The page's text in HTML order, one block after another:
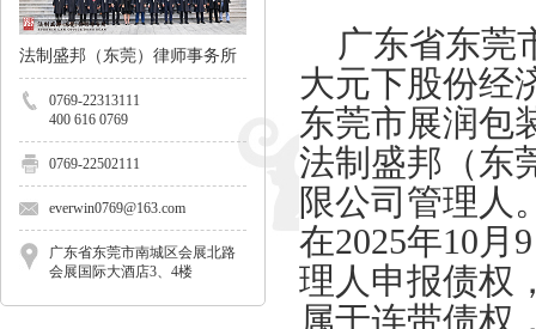
法制盛邦（东莞）律师事务所
0769-22313111
400 616 0769
0769-22502111
everwin0769@163.com
广东省东莞市南城区会展北路
会展国际大酒店3、4楼
广东省东莞
大元下股份经
东莞市展润包
法制盛邦（东
限公司 管理人
在2025年10 月 9
理人申报债权
属于连带债权